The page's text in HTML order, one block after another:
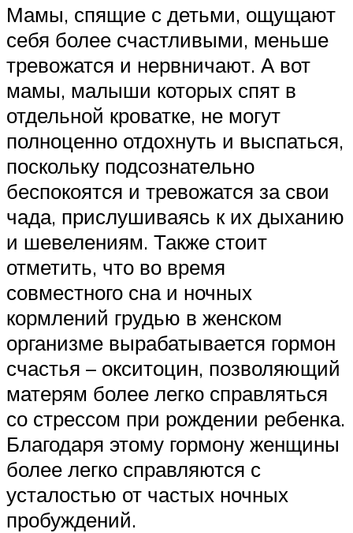
Мамы, спящие с детьми, ощущают
себя более счастливыми, меньше
тревожатся и нервничают. А вот
мамы, малыши которых спят в
отдельной кроватке, не могут
полноценно отдохнуть и выспаться,
поскольку подсознательно
беспокоятся и тревожатся за свои
чада, прислушиваясь к их дыханию
и шевелениям. Также стоит
отметить, что во время
совместного сна и ночных
кормлений грудью в женском
организме вырабатывается гормон
счастья – окситоцин, позволяющий
матерям более легко справляться
со стрессом при рождении ребенка.
Благодаря этому гормону женщины
более легко справляются с
усталостью от частых ночных
пробуждений.